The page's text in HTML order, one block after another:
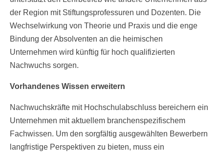
der Region mit Stiftungsprofessuren und Dozenten. Die
Wechselwirkung von Theorie und Praxis und die enge
Bindung der Absolventen an die heimischen
Unternehmen wird künftig für hoch qualifizierten
Nachwuchs sorgen.
Vorhandenes Wissen erweitern
Nachwuchskräfte mit Hochschulabschluss bereichern ein
Unternehmen mit aktuellem branchenspezifischem
Fachwissen. Um den sorgfältig ausgewählten Bewerbern
langfristige Perspektiven zu bieten, muss ein